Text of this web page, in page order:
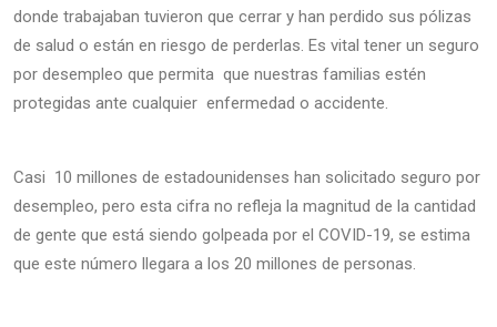
donde trabajaban tuvieron que cerrar y han perdido sus pólizas
de salud o están en riesgo de perderlas. Es vital tener un seguro
por desempleo que permita que nuestras familias estén
protegidas ante cualquier enfermedad o accidente.
Casi 10 millones de estadounidenses han solicitado seguro por
desempleo, pero esta cifra no refleja la magnitud de la cantidad
de gente que está siendo golpeada por el COVID-19, se estima
que este número llegara a los 20 millones de personas.